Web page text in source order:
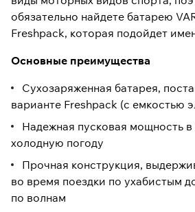
обязательно найдете батарею
Freshpack, которая подойдет
Основные преимущества
Сухозаряженная батарея,
варианте Freshpack (с емкостью
Надежная пусковая мощность
холодную погоду
Прочная конструкция,
во время поездки по ухабистым
по волнам